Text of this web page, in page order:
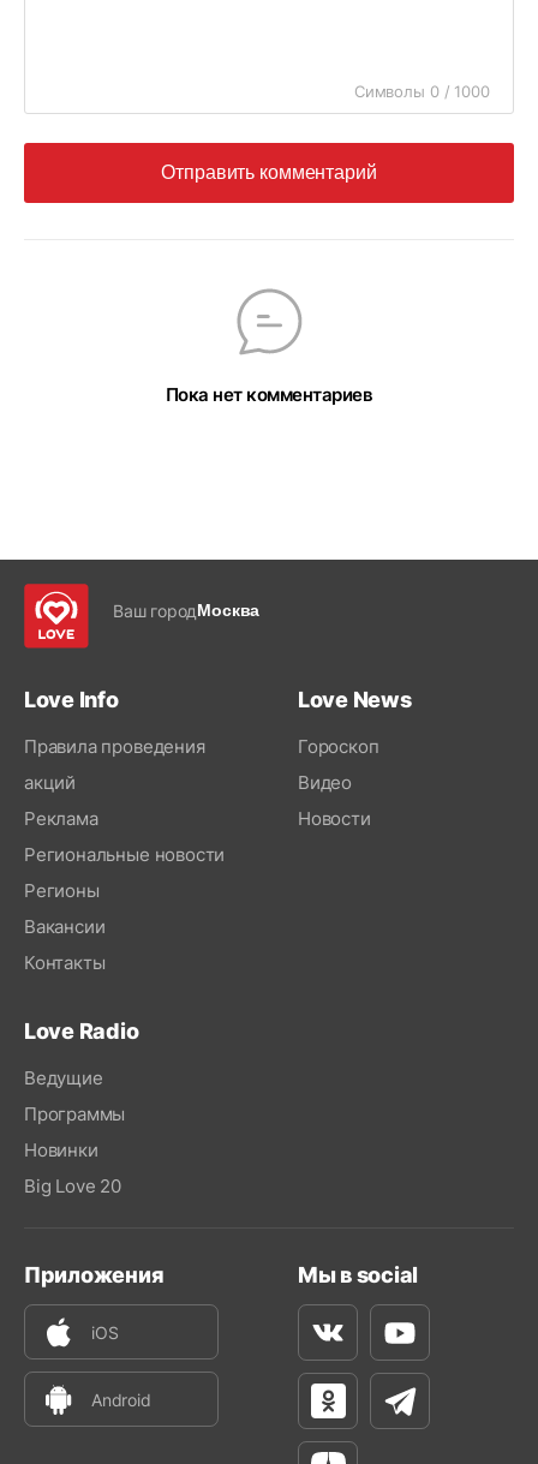
Символы 0 / 1000
Отправить комментарий
Пока нет комментариев
Ваш городМосква
Love Info
Правила проведения
акций
Реклама
Региональные новости
Регионы
Вакансии
Контакты
Love News
Гороскоп
Видео
Новости
Love Radio
Ведущие
Программы
Новинки
Big Love 20
Приложения
iOS
Android
Мы в social
ВконтактеYoutube
Одноклассники
Телеграм